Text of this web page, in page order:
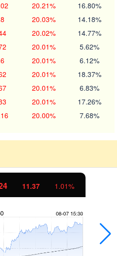
20.21% 16.80%
20.03% 14.18%
20.02% 14.77%
20.01% 5.62%
20.01% 6.12%
20.01% 18.37%
20.01% 6.83%
20.01% 17.26%
20.00% 7.68%
11.37 1.01%